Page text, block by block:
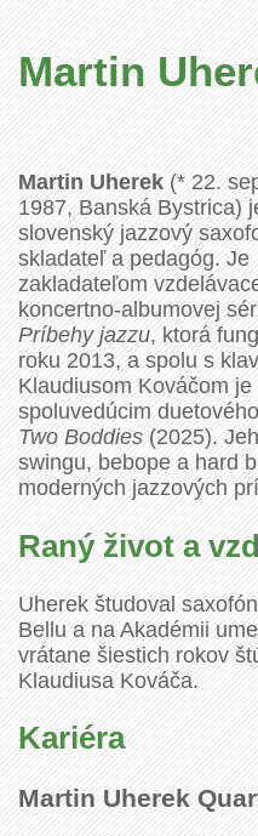
Martin
Martin Uherek(* 22.
1987, Banská Bystrica)
slovenský jazzový
skladateľ a pedagóg. Je
zakladateľom
koncertno-albumovej
Príbehy jazzu, ktorá
roku 2013, a spolu s
Klaudiusom Kováčom je
spoluvedúcim
Two Boddies(2025).
swingu, bebope a hard
moderných jazzových
Raný život a
Uherek študoval
Bellu a na Akadémii
vrátane šiestich rokov
Klaudiusa Kováča.
Kariéra
Martin Uherek